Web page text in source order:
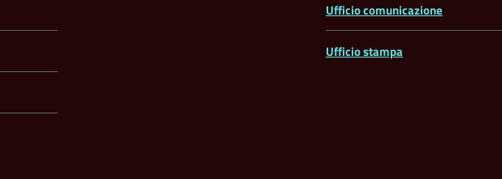
Ufficio comunicazione
Ufficio stampa